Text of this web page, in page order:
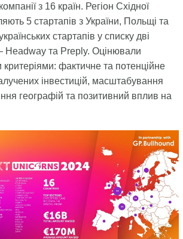
з 16 країн. Регіон Східної
5 стартапів з України, Польщі та
стартапів у списку дві
Headway та Preply. Оцінювали
критеріями: фактичне та потенційне
інвестицій, масштабування
географій та позитивний вплив на